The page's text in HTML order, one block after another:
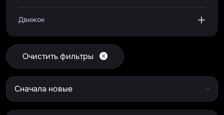
Движок
Очистить фильтры